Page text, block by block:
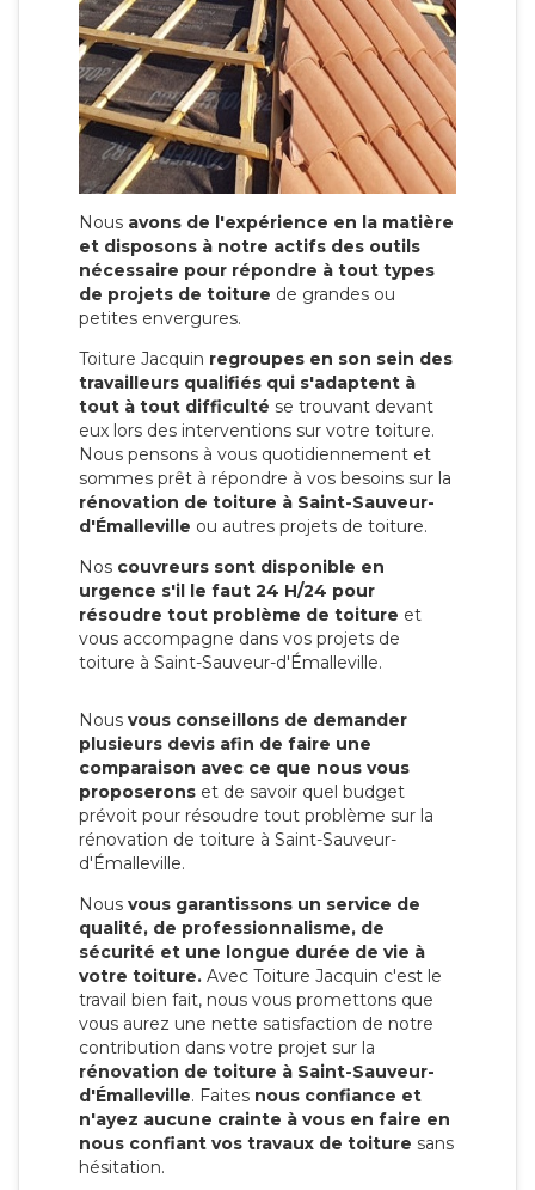
Nous avons de l'expérience en la matière
et disposons à notre actifs des outils
nécessaire pour répondre à tout types
de projets de toiture de grandes ou
petites envergures.
Toiture Jacquin regroupes en son sein des
travailleurs qualifiés qui s'adaptent à
tout à tout difficulté se trouvant devant
eux lors des interventions sur votre toiture.
Nous pensons à vous quotidiennement et
sommes prêt à répondre à vos besoins sur la
rénovation de toiture à Saint-Sauveur-
d'Émalleville ou autres projets de toiture.
Nos couvreurs sont disponible en
urgence s'il le faut 24 H/24 pour
résoudre tout problème de toiture et
vous accompagne dans vos projets de
toiture à Saint-Sauveur-d'Émalleville.
Nous vous conseillons de demander
plusieurs devis afin de faire une
comparaison avec ce que nous vous
proposerons et de savoir quel budget
prévoit pour résoudre tout problème sur la
rénovation de toiture à Saint-Sauveur-
d'Émalleville.
Nous vous garantissons un service de
qualité, de professionnalisme, de
sécurité et une longue durée de vie à
votre toiture. Avec Toiture Jacquin c'est le
travail bien fait, nous vous promettons que
vous aurez une nette satisfaction de notre
contribution dans votre projet sur la
rénovation de toiture à Saint-Sauveur-
d'Émalleville. Faites nous confiance et
n'ayez aucune crainte à vous en faire en
nous confiant vos travaux de toiture sans
hésitation.